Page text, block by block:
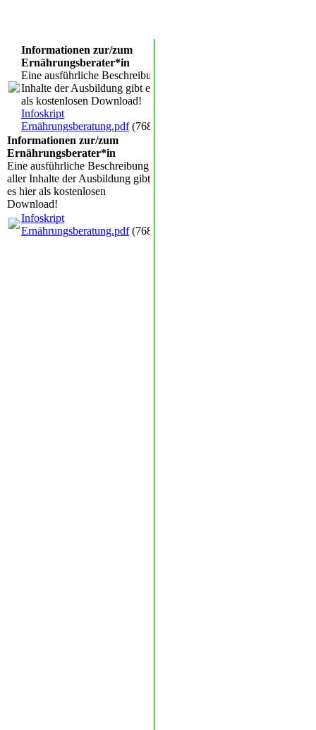
Informationen zur/zum
Ernährungsberater*in
Eine ausführliche Beschreibung aller
Inhalte der Ausbildung gibt es hier
als kostenlosen Download!
Infoskript
Ernährungsberatung.pdf(768.95KB)
Informationen zur/zum
Ernährungsberater*in
Eine ausführliche Beschreibung
aller Inhalte der Ausbildung gibt
es hier als kostenlosen
Download!
Infoskript
Ernährungsberatung.pdf(768.95KB)